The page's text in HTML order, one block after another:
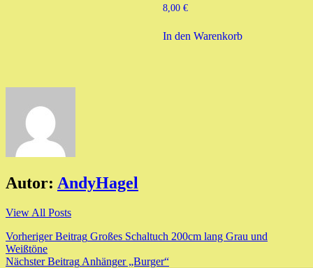
8,00 €
In den Warenkorb
Autor: AndyHagel
View All Posts
Beitragsnavigation
Vorheriger Beitrag Großes Schaltuch 200cm lang Grau und
Weißtöne
Nächster Beitrag Anhänger „Burger“